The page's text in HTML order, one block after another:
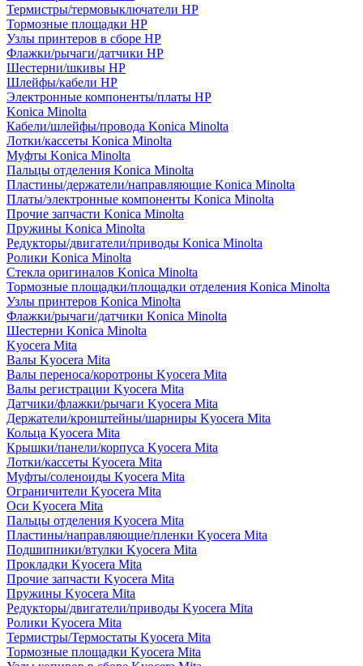
Термистры/термовыключатели HP
Тормозные площадки HP
Узлы принтеров в сборе HP
Флажки/рычаги/датчики HP
Шестерни/шкивы HP
Шлейфы/кабели HP
Электронные компоненты/платы HP
Konica Minolta
Кабели/шлейфы/провода Konica Minolta
Лотки/кассеты Konica Minolta
Муфты Konica Minolta
Пальцы отделения Konica Minolta
Пластины/держатели/направляющие Konica Minolta
Платы/электронные компоненты Konica Minolta
Прочие запчасти Konica Minolta
Пружины Konica Minolta
Редукторы/двигатели/приводы Konica Minolta
Ролики Konica Minolta
Стекла оригиналов Konica Minolta
Тормозные площадки/площадки отделения Konica Minolta
Узлы принтеров Konica Minolta
Флажки/рычаги/датчики Konica Minolta
Шестерни Konica Minolta
Kyocera Mita
Валы Kyocera Mita
Валы переноса/коротроны Kyocera Mita
Валы регистрации Kyocera Mita
Датчики/флажки/рычаги Kyocera Mita
Держатели/кронштейны/шарниры Kyocera Mita
Кольца Kyocera Mita
Крышки/панели/корпуса Kyocera Mita
Лотки/кассеты Kyocera Mita
Муфты/соленоиды Kyocera Mita
Ограничители Kyocera Mita
Оси Kyocera Mita
Пальцы отделения Kyocera Mita
Пластины/направляющие/пленки Kyocera Mita
Подшипники/втулки Kyocera Mita
Прокладки Kyocera Mita
Прочие запчасти Kyocera Mita
Пружины Kyocera Mita
Редукторы/двигатели/приводы Kyocera Mita
Ролики Kyocera Mita
Термистры/Термостаты Kyocera Mita
Тормозные площадки Kyocera Mita